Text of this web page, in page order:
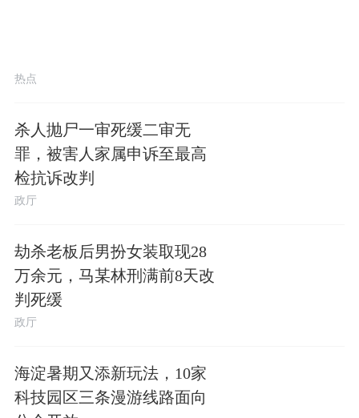
热点
杀人抛尸一审死缓二审无
罪，被害人家属申诉至最高
检抗诉改判
政厅
劫杀老板后男扮女装取现28
万余元，马某林刑满前8天改
判死缓
政厅
海淀暑期又添新玩法，10家
科技园区三条漫游线路面向